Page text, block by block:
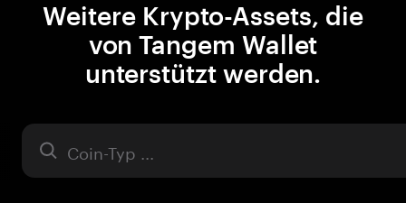
Weitere Krypto-Assets, die
von Tangem Wallet
unterstützt werden.
Asset